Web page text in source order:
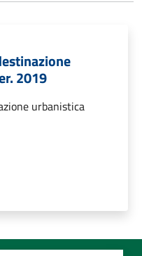
2019
urbanistica